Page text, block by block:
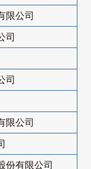
限公司
司
司
限公司
份有限公司